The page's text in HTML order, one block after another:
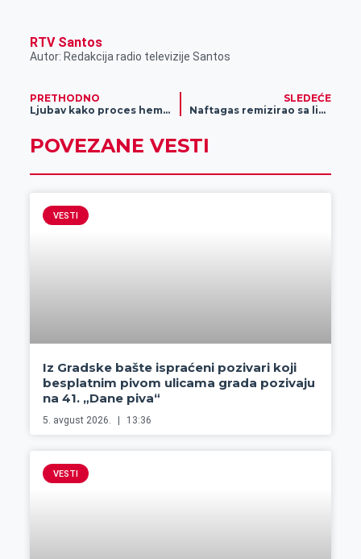
RTV Santos
Autor: Redakcija radio televizije Santos
PRETHODNO
Ljubav kako proces hemijskog ili organskog delovanja
SLEDEĆE
Naftagas remizirao sa liderom
POVEZANE VESTI
VESTI
Iz Gradske bašte ispraćeni pozivari koji
besplatnim pivom ulicama grada pozivaju
na 41. „Dane piva“
5. avgust 2026. 13:36
VESTI